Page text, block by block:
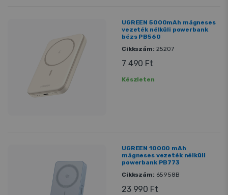
UGREEN 5000mAh mágneses
vezeték nélküli powerbank
bézs PB560
Cikkszám: 25207
7 490 Ft
Készleten
UGREEN 10000 mAh
mágneses vezeték nélküli
powerbank PB773
Cikkszám: 65958B
23 990 Ft